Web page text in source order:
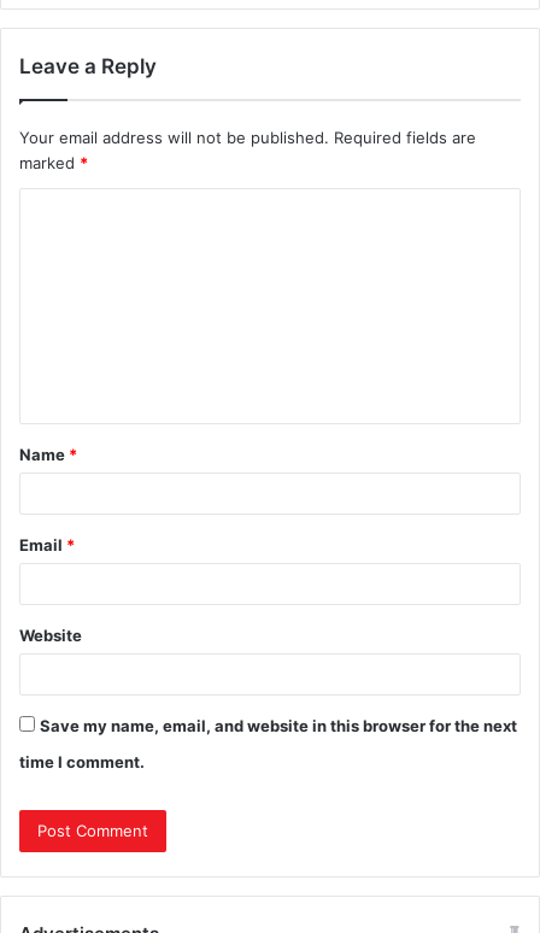
Leave a Reply
Your email address will not be published. Required fields are
marked *
Name *
Email *
Website
Save my name, email, and website in this browser for the next
time I comment.